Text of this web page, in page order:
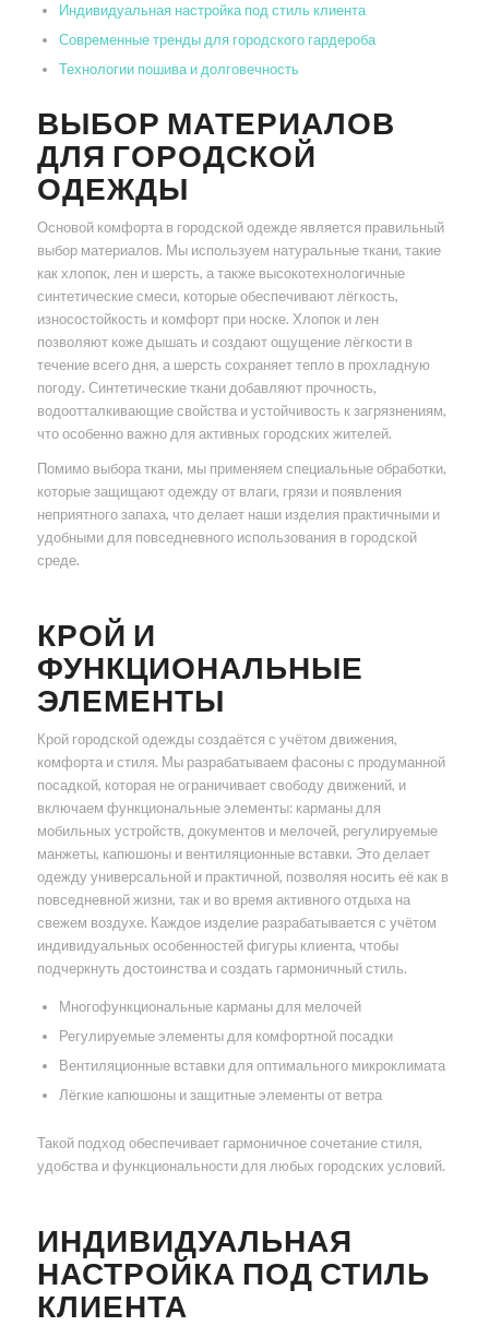
Индивидуальная настройка под стиль клиента
Современные тренды для городского гардероба
Технологии пошива и долговечность
ВЫБОР МАТЕРИАЛОВ
ДЛЯ ГОРОДСКОЙ
ОДЕЖДЫ
Основой комфорта в городской одежде является правильный
выбор материалов. Мы используем натуральные ткани, такие
как хлопок, лен и шерсть, а также высокотехнологичные
синтетические смеси, которые обеспечивают лёгкость,
износостойкость и комфорт при носке. Хлопок и лен
позволяют коже дышать и создают ощущение лёгкости в
течение всего дня, а шерсть сохраняет тепло в прохладную
погоду. Синтетические ткани добавляют прочность,
водоотталкивающие свойства и устойчивость к загрязнениям,
что особенно важно для активных городских жителей.
Помимо выбора ткани, мы применяем специальные обработки,
которые защищают одежду от влаги, грязи и появления
неприятного запаха, что делает наши изделия практичными и
удобными для повседневного использования в городской
среде.
КРОЙ И
ФУНКЦИОНАЛЬНЫЕ
ЭЛЕМЕНТЫ
Крой городской одежды создаётся с учётом движения,
комфорта и стиля. Мы разрабатываем фасоны с продуманной
посадкой, которая не ограничивает свободу движений, и
включаем функциональные элементы: карманы для
мобильных устройств, документов и мелочей, регулируемые
манжеты, капюшоны и вентиляционные вставки. Это делает
одежду универсальной и практичной, позволяя носить её как в
повседневной жизни, так и во время активного отдыха на
свежем воздухе. Каждое изделие разрабатывается с учётом
индивидуальных особенностей фигуры клиента, чтобы
подчеркнуть достоинства и создать гармоничный стиль.
Многофункциональные карманы для мелочей
Регулируемые элементы для комфортной посадки
Вентиляционные вставки для оптимального микроклимата
Лёгкие капюшоны и защитные элементы от ветра
Такой подход обеспечивает гармоничное сочетание стиля,
удобства и функциональности для любых городских условий.
ИНДИВИДУАЛЬНАЯ
НАСТРОЙКА ПОД СТИЛЬ
КЛИЕНТА